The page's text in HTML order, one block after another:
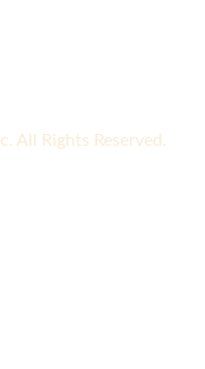
All Rights Reserved.